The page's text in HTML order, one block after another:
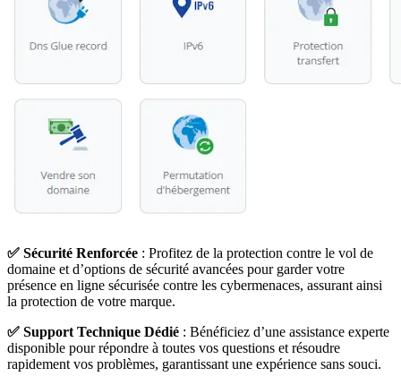
✅ Sécurité Renforcée : Profitez de la protection contre le vol de
domaine et d’options de sécurité avancées pour garder votre
présence en ligne sécurisée contre les cybermenaces, assurant ainsi
la protection de votre marque.
✅ Support Technique Dédié : Bénéficiez d’une assistance experte
disponible pour répondre à toutes vos questions et résoudre
rapidement vos problèmes, garantissant une expérience sans souci.